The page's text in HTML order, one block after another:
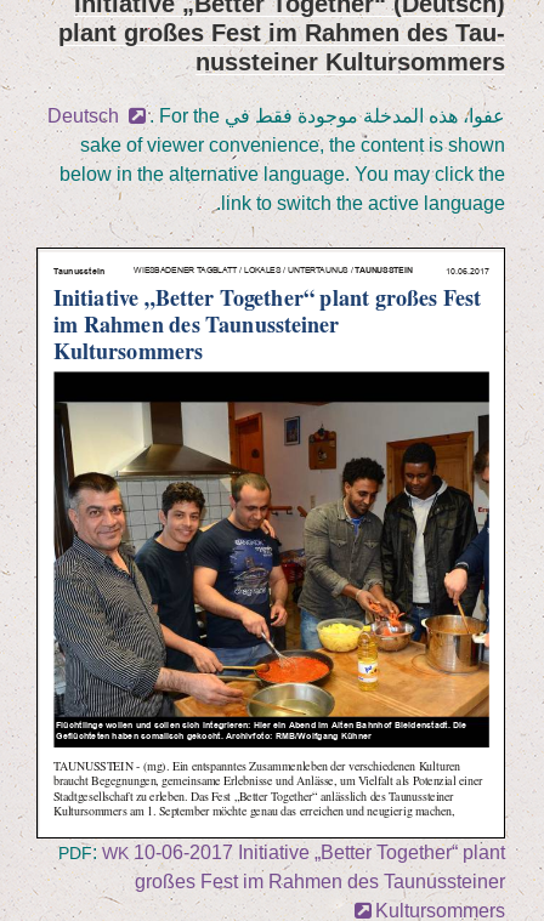
Das
Fest
der
Begegnungen”
في
plant gro­ßes Fest im Rah­men des Tau­
nus­stei­ner Kultursommers
عفوا، هذه المدخلة موجودة فقط في Deutsch
. For the
sake of view­er con­ve­ni­ence, the con­tent is shown
below in the alter­na­ti­ve lan­guage. You may click the
link to switch the acti­ve language.
PDF: WK 10-06-2017Initia­ti­ve„Bet­ter Tog­e­ther“ plant
gro­ßes Fest im Rah­men des Tau­nus­stei­ner
Kultursommers